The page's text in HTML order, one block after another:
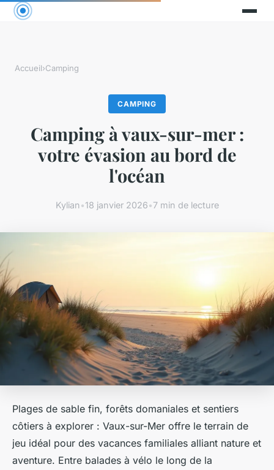
Accueil›Camping
CAMPING
Camping à vaux-sur-mer :
votre évasion au bord de
l'océan
Kylian•18 janvier 2026•7 min de lecture
Plages de sable fin, forêts domaniales et sentiers
côtiers à explorer : Vaux-sur-Mer offre le terrain de
jeu idéal pour des vacances familiales alliant nature et
aventure. Entre balades à vélo le long de la